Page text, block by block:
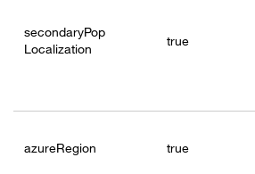
secondaryPop
Localization
true
azureRegion true